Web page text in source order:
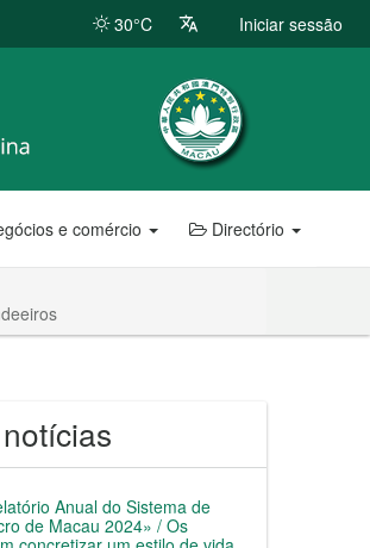
30°C Iniciar sessão
e comércio Directório
Anual do Sistema de
de Macau 2024» / Os